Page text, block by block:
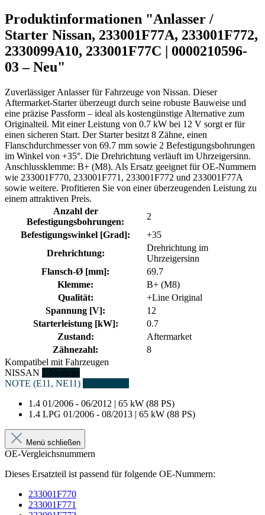
Produktinformationen "Anlasser /
Starter Nissan, 233001F77A, 233001F772,
2330099A10, 233001F77C | 0000210596-
03 – Neu"
Zuverlässiger Anlasser für Fahrzeuge von Nissan. Dieser
Aftermarket-Starter überzeugt durch seine robuste Bauweise und
eine präzise Passform – ideal als kostengünstige Alternative zum
Originalteil. Mit einer Leistung von 0.7 kW bei 12 V sorgt er für
einen sicheren Start. Der Starter besitzt 8 Zähne, einen
Flanschdurchmesser von 69.7 mm sowie 2 Befestigungsbohrungen
im Winkel von +35°. Die Drehrichtung verläuft im Uhrzeigersinn.
Anschlussklemme: B+ (M8). Als Ersatz geeignet für OE-Nummern
wie 233001F770, 233001F771, 233001F772 und 233001F77A
sowie weitere. Profitieren Sie von einer überzeugenden Leistung zu
einem attraktiven Preis.
Anzahl der
Befestigungsbohrungen:
2
Befestigungswinkel [Grad]:
+35
Drehrichtung:
Drehrichtung im
Uhrzeigersinn
Flansch-Ø [mm]:
69.7
Klemme:
B+ (M8)
Qualität:
+Line Original
Spannung [V]:
12
Starterleistung [kW]:
0.7
Zustand:
Aftermarket
Zähnezahl:
8
Kompatibel mit Fahrzeugen
NISSAN 1 Modelle
NOTE (E11, NE11)
1.4 01/2006 - 06/2012 | 65 kW (88 PS)
1.4 LPG 01/2006 - 08/2013 | 65 kW (88 PS)
Menü schließen
OE-Vergleichsnummern
Dieses Ersatzteil ist passend für folgende OE-Nummern:
233001F770
233001F771